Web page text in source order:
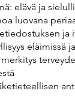
elävä ja
luovana
ja
eläimissä